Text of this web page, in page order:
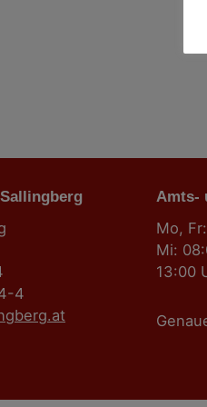
Sallingberg
4
Mo,
Mi:
13:00